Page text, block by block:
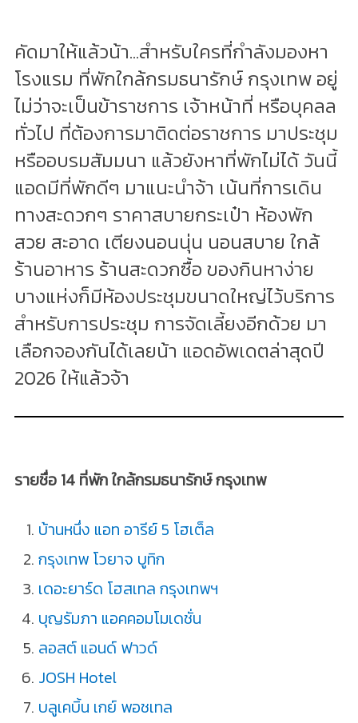
คัดมาให้แล้วน้า...สำหรับใครที่กำลังมองหา
โรงแรม ที่พักใกล้กรมธนารักษ์ กรุงเทพ อยู่
ไม่ว่าจะเป็นข้าราชการ เจ้าหน้าที่ หรือบุคลล
ทั่วไป ที่ต้องการมาติดต่อราชการ มาประชุม
หรืออบรมสัมมนา แล้วยังหาที่พักไม่ได้ วันนี้
แอดมีที่พักดีๆ มาแนะนำจ้า เน้นที่การเดิน
ทางสะดวกๆ ราคาสบายกระเป๋า ห้องพัก
สวย สะอาด เตียงนอนนุ่น นอนสบาย ใกล้
ร้านอาหาร ร้านสะดวกซื้อ ของกินหาง่าย
บางแห่งก็มีห้องประชุมขนาดใหญ่ไว้บริการ
สำหรับการประชุม การจัดเลี้ยงอีกด้วย มา
เลือกจองกันได้เลยน้า แอดอัพเดตล่าสุดปี
2026 ให้แล้วจ้า
รายชื่อ 14 ที่พัก ใกล้กรมธนารักษ์ กรุงเทพ
บ้านหนึ่ง แอท อารีย์ 5 โฮเต็ล
กรุงเทพ โวยาจ บูทิก
เดอะยาร์ด โฮสเทล กรุงเทพฯ
บุญรัมภา แอคคอมโมเดชั่น
ลอสต์ แอนด์ ฟาวด์
JOSH Hotel
บลูเคบิ้น เกย์ พอชเทล